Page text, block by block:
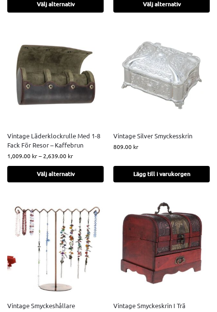
Välj alternativ Välj alternativ
Vintage Läderklockrulle Med 1-8
Fack För Resor – Kaffebrun
1,009.00 kr– 2,639.00 kr
Välj alternativ
Vintage Silver Smyckesskrin
809.00 kr
Lägg till i varukorgen
Vintage Smyckeshållare Vintage Smyckeskrin I Trä